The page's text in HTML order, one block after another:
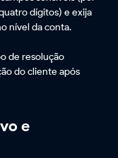
dígitos) e exija
nível da conta.
de resolução
do cliente após
e